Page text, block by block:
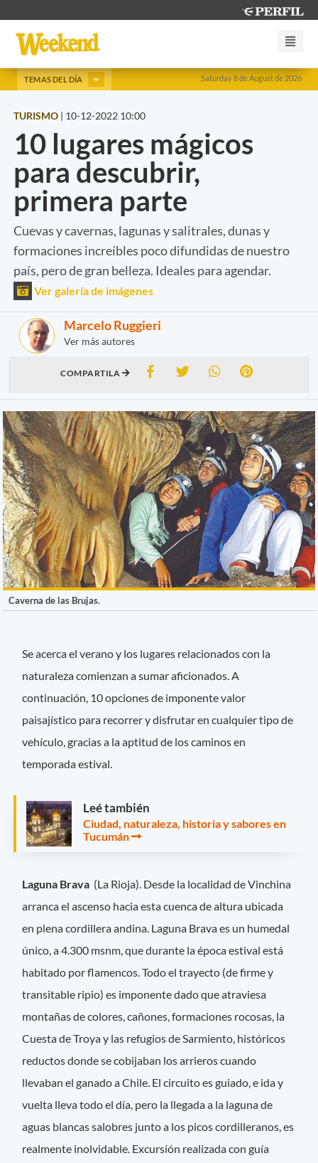
Saturday 8 de August de 2026
TEMAS DEL DÍA
TURISMO | 10-12-2022 10:00
10 lugares mágicos
para descubrir,
primera parte
Cuevas y cavernas, lagunas y salitrales, dunas y
formaciones increíbles poco difundidas de nuestro
país, pero de gran belleza. Ideales para agendar.
Ver galería de imágenes
Marcelo Ruggieri
Ver más autores
COMPARTILA
Caverna de las Brujas.
Se acerca el verano y los lugares relacionados con la
naturaleza comienzan a sumar aficionados. A
continuación, 10 opciones de imponente valor
paisajístico para recorrer y disfrutar en cualquier tipo de
vehículo, gracias a la aptitud de los caminos en
temporada estival.
Leé también
Ciudad, naturaleza, historia y sabores en
Tucumán
Laguna Brava (La Rioja). Desde la localidad de Vinchina
arranca el ascenso hacia esta cuenca de altura ubicada
en plena cordillera andina. Laguna Brava es un humedal
único, a 4.300 msnm, que durante la época estival está
habitado por flamencos. Todo el trayecto (de firme y
transitable ripio) es imponente dado que atraviesa
montañas de colores, cañones, formaciones rocosas, la
Cuesta de Troya y las refugios de Sarmiento, históricos
reductos donde se cobijaban los arrieros cuando
llevaban el ganado a Chile. El circuito es guiado, e ida y
vuelta lleva todo el día, pero la llegada a la laguna de
aguas blancas salobres junto a los picos cordilleranos, es
realmente inolvidable. Excursión realizada con guía